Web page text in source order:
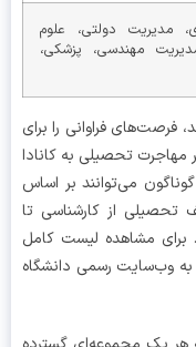
دولتی، علوم
مهندسی، پزشکی،
فراوانی را برای
تحصیلی به کانادا
می‌توانند بر اساس
از کارشناسی تا
مشاهده لیست کامل
رسمی دانشگاه